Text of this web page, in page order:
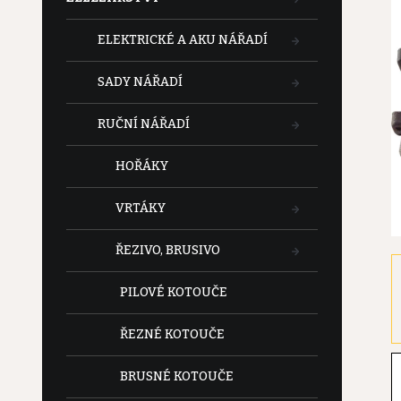
ELEKTRICKÉ A AKU NÁŘADÍ
SADY NÁŘADÍ
RUČNÍ NÁŘADÍ
HOŘÁKY
VRTÁKY
ŘEZIVO, BRUSIVO
PILOVÉ KOTOUČE
ŘEZNÉ KOTOUČE
BRUSNÉ KOTOUČE